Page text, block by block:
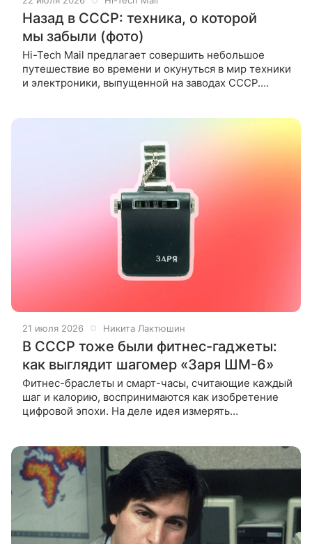
Назад в СССР: техника, о которой
мы забыли (фото)
Hi-Tech Mail предлагает совершить небольшое
путешествие во времени и окунуться в мир техники
и электроники, выпущенной на заводах СССР.
21 июля 2026 Никита Лактюшин
В СССР тоже были фитнес-гаджеты:
как выглядит шагомер «Заря ШМ-6»
Фитнес-браслеты и смарт-часы, считающие каждый
шаг и калорию, воспринимаются как изобретение
цифровой эпохи. На деле идея измерять